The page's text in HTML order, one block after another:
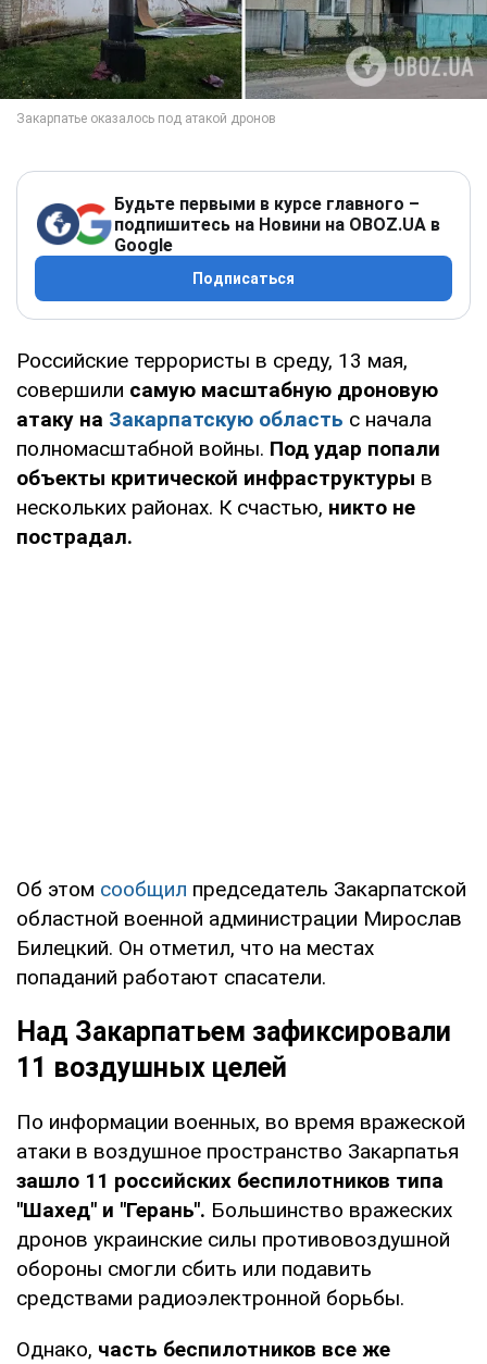
Будьте первыми в курсе главного –
подпишитесь на Новини на OBOZ.UA в
Google
Подписаться
Российские террористы в среду, 13 мая,
совершили самую масштабную дроновую
атаку на Закарпатскую область с начала
полномасштабной войны. Под удар попали
объекты критической инфраструктуры в
нескольких районах. К счастью, никто не
пострадал.
Об этом сообщил председатель Закарпатской
областной военной администрации Мирослав
Билецкий. Он отметил, что на местах
попаданий работают спасатели.
Над Закарпатьем зафиксировали
11 воздушных целей
По информации военных, во время вражеской
атаки в воздушное пространство Закарпатья
зашло 11 российских беспилотников типа
"Шахед" и "Герань". Большинство вражеских
дронов украинские силы противовоздушной
обороны смогли сбить или подавить
средствами радиоэлектронной борьбы.
Однако, часть беспилотников все же